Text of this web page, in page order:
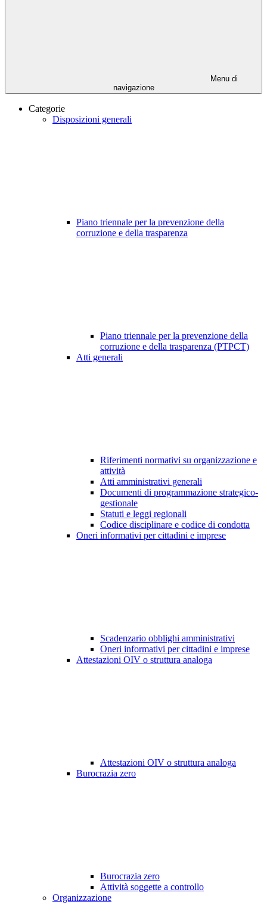
Menu di
navigazione
Categorie
Disposizioni generali
Piano triennale per la prevenzione della
corruzione e della trasparenza
Piano triennale per la prevenzione della
corruzione e della trasparenza (PTPCT)
Atti generali
Riferimenti normativi su organizzazione e
attività
Atti amministrativi generali
Documenti di programmazione strategico-
gestionale
Statuti e leggi regionali
Codice disciplinare e codice di condotta
Oneri informativi per cittadini e imprese
Scadenzario obblighi amministrativi
Oneri informativi per cittadini e imprese
Attestazioni OIV o struttura analoga
Attestazioni OIV o struttura analoga
Burocrazia zero
Burocrazia zero
Attività soggette a controllo
Organizzazione